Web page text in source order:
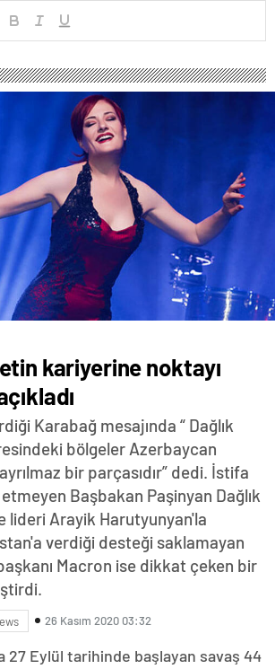
kariyerine noktayı
Karabağ mesajında “ Dağlık
bölgeler Azerbaycan
bir parçasıdır” dedi. İstifa
etmeyen Başbakan Paşinyan Dağlık
lideri Arayik Harutyunyan'la
verdiği desteği saklamayan
Macron ise dikkat çeken bir
26 Kasım 2020 03:32
27 Eylül tarihinde başlayan savaş 44